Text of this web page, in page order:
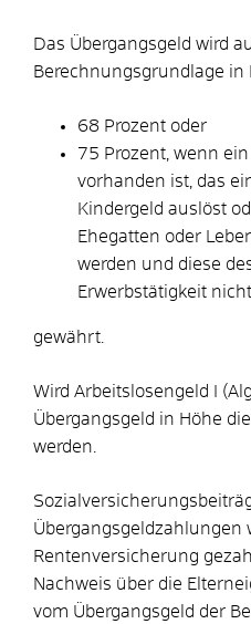
Das Übergangsgeld wird
Berechnungsgrundlage in
68 Prozent oder
75 Prozent, wenn
vorhanden ist, das
Kindergeld auslöst
Ehegatten oder
werden und diese
Erwerbstätigkeit
gewährt.
Wird Arbeitslosengeld I
Übergangsgeld in Höhe
werden.
Übergangsgeldzahlungen
Rentenversicherung
Nachweis über die
vom Übergangsgeld der